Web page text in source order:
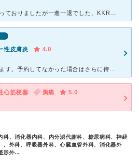
長年近所の皮膚科に通っておりましたが一進一退でした。KKRの小児科で見て頂いて、プロアクティブ療法？を紹介して貰いました。薬の付け方、とにかくケアの方法を看護師さんが丁寧に教えてくれて、なんとたった数
性皮膚炎
4.0
予約をしていても待ちます。予約してなかった場合はさらに待ちます。こどもがアトピー性皮膚炎で治療するために通っています。薬の処方だけの時もあれば、血液検査をしてアレルギー数値を確認するときもあります。薬
心筋梗塞 胸痛
5.0
科、消化器内科、内分泌代謝科、糖尿病科、神経
、外科、呼吸器外科、心臓血管外科、消化器外
形外…